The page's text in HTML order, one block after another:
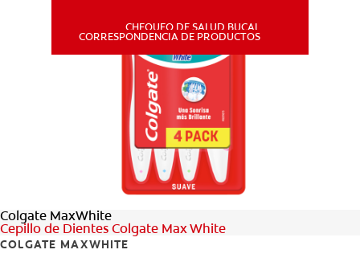
CHEQUEO DE SALUD BUCAL
CORRESPONDENCIA DE PRODUCTOS
CHEQUEO DE SALUD BUCAL
CORRESPONDENCIA DE PRODUCTOS
Colgate MaxWhite
Cepillo de Dientes Colgate Max White
COLGATE MAXWHITE